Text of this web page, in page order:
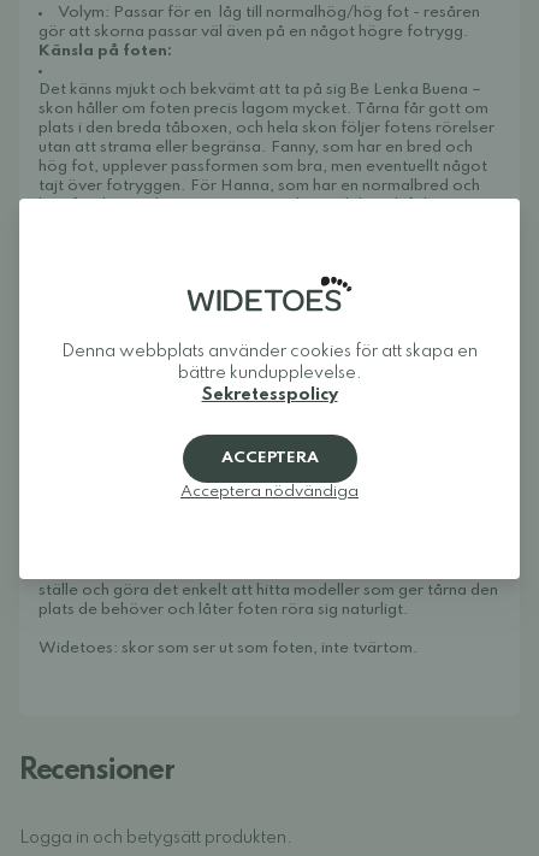
Volym: Passar för en låg till normalhög/hög fot - resåren
gör att skorna passar väl även på en något högre fotrygg.
Känsla på foten:
Det känns mjukt och bekvämt att ta på sig Be Lenka Buena –
skon håller om foten precis lagom mycket. Tårna får gott om
plats i den breda tåboxen, och hela skon följer fotens rörelser
utan att strama eller begränsa. Fanny, som har en bred och
hög fot, upplever passformen som bra, men eventuellt något
tajt över fotryggen. För Hanna, som har en normalbred och
under hela sommaren, både för komforten och för stilen. Med
sin enkla slip-on-design är de perfekta för varma dagar när du
Skötselråd:
Torka ren med fuktig trasa. Behandla regelbundet med
Collonil Organic Creamså att lädret ska få
längre hållbarhet och tåla fukt och smuts längre
Europeiska regler angående hälsa, säkerhet och kvalitet.
ställe och göra det enkelt att hitta modeller som ger tårna den
plats de behöver och låter foten röra sig naturligt.
Widetoes: skor som ser ut som foten, inte tvärtom.
Recensioner
Logga in och betygsätt produkten.
Denna webbplats använder cookies för att skapa en
bättre kundupplevelse.
Sekretesspolicy
ACCEPTERA
Acceptera nödvändiga